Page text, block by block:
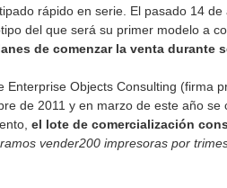
rápido en serie. El pasado 14
del que será su primer modelo a
de comenzar la venta durante
Objects Consulting (firma
de 2011 y en marzo de este año
el lote de comercialización
vender200 impresoras por